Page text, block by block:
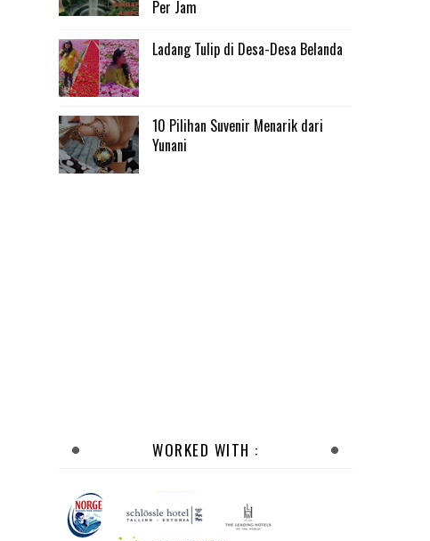
Per Jam
Ladang Tulip di Desa-Desa Belanda
10 Pilihan Suvenir Menarik dari
Yunani
WORKED WITH :